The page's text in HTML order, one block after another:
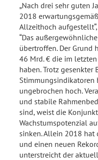
„Nach drei sehr guten
2018
Allzeithoch
“Das
übertroffen. Der
46 Mrd. € die im
haben. Trotz
Stimmungsindikatoren
ungebrochen hoch.
und stabile
sind, weist die
Wachstumspotenzial
sinken. Allein 2018 hat
und einen neuen
unterstreicht der